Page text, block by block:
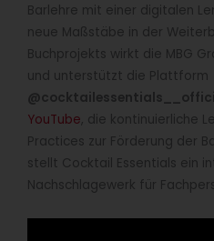
Barlehre mit einer digitalen
neue Maßstäbe in der
Buchprojekts wirkt die MBG
und unterstützt die Plattform
YouTube, die kontinuierliche
Practices zur Förderung der
stellt Cocktail Essentials ein
Nachschlagewerk für